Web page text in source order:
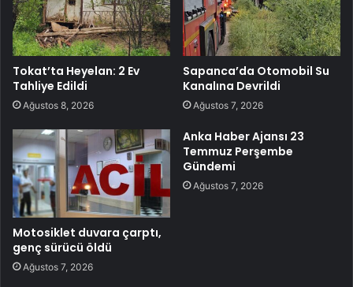
Tokat’ta Heyelan: 2 Ev
Tahliye Edildi
Ağustos 8, 2026
Sapanca’da Otomobil Su
Kanalına Devrildi
Ağustos 7, 2026
Motosiklet duvara çarptı,
genç sürücü öldü
Ağustos 7, 2026
Anka Haber Ajansı 23
Temmuz Perşembe
Gündemi
Ağustos 7, 2026